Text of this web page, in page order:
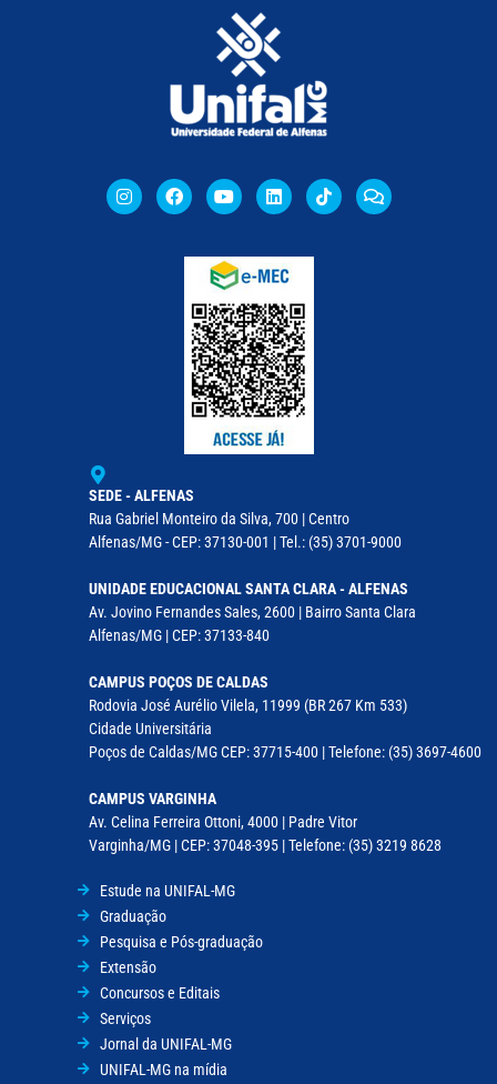
SEDE - ALFENAS
Rua Gabriel Monteiro da Silva, 700 | Centro
Alfenas/MG - CEP: 37130-001 | Tel.: (35) 3701-9000
UNIDADE EDUCACIONAL SANTA CLARA - ALFENAS
Av. Jovino Fernandes Sales, 2600 | Bairro Santa Clara
Alfenas/MG | CEP: 37133-840
CAMPUS POÇOS DE CALDAS
Rodovia José Aurélio Vilela, 11999 (BR 267 Km 533)
Cidade Universitária
Poços de Caldas/MG CEP: 37715-400 | Telefone: (35) 3697-4600
CAMPUS VARGINHA
Av. Celina Ferreira Ottoni, 4000 | Padre Vitor
Varginha/MG | CEP: 37048-395 | Telefone: (35) 3219 8628
Estude na UNIFAL-MG
Graduação
Pesquisa e Pós-graduação
Extensão
Concursos e Editais
Serviços
Jornal da UNIFAL-MG
UNIFAL-MG na mídia